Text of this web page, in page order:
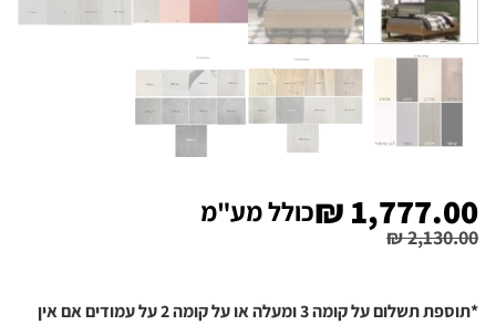
₪2,130.00
₪ 1,777.00 כולל מע"מ
*תוספת תשלום על קומה 3 ומעלה או על קומה 2 על עמודים אם אין